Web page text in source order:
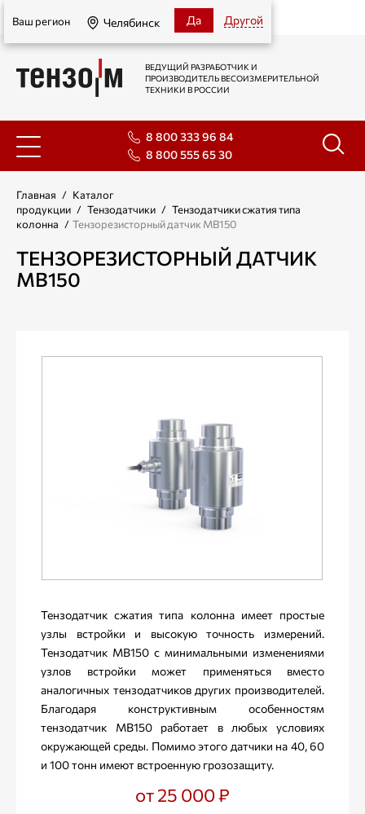
Челябинск
Ваш регион Челябинск Да Другой
ВЕДУЩИЙ РАЗРАБОТЧИК И
ПРОИЗВОДИТЕЛЬ ВЕСОИЗМЕРИТЕЛЬНОЙ
ТЕХНИКИ В РОССИИ
8 800 333 96 84
8 800 555 65 30
Главная / Каталог
продукции / Тензодатчики / Тензодатчики сжатия типа
колонна / Тензорезисторный датчик МВ150
ТЕНЗОРЕЗИСТОРНЫЙ ДАТЧИК
МВ150
Тензодатчик сжатия типа колонна имеет простые
узлы встройки и высокую точность измерений.
Тензодатчик МВ150 с минимальными изменениями
узлов встройки может применяться вместо
аналогичных тензодатчиков других производителей.
Благодаря конструктивным особенностям
тензодатчик МВ150 работает в любых условиях
окружающей среды. Помимо этого датчики на 40, 60
и 100 тонн имеют встроенную грозозащиту.
от 25 000 ₽